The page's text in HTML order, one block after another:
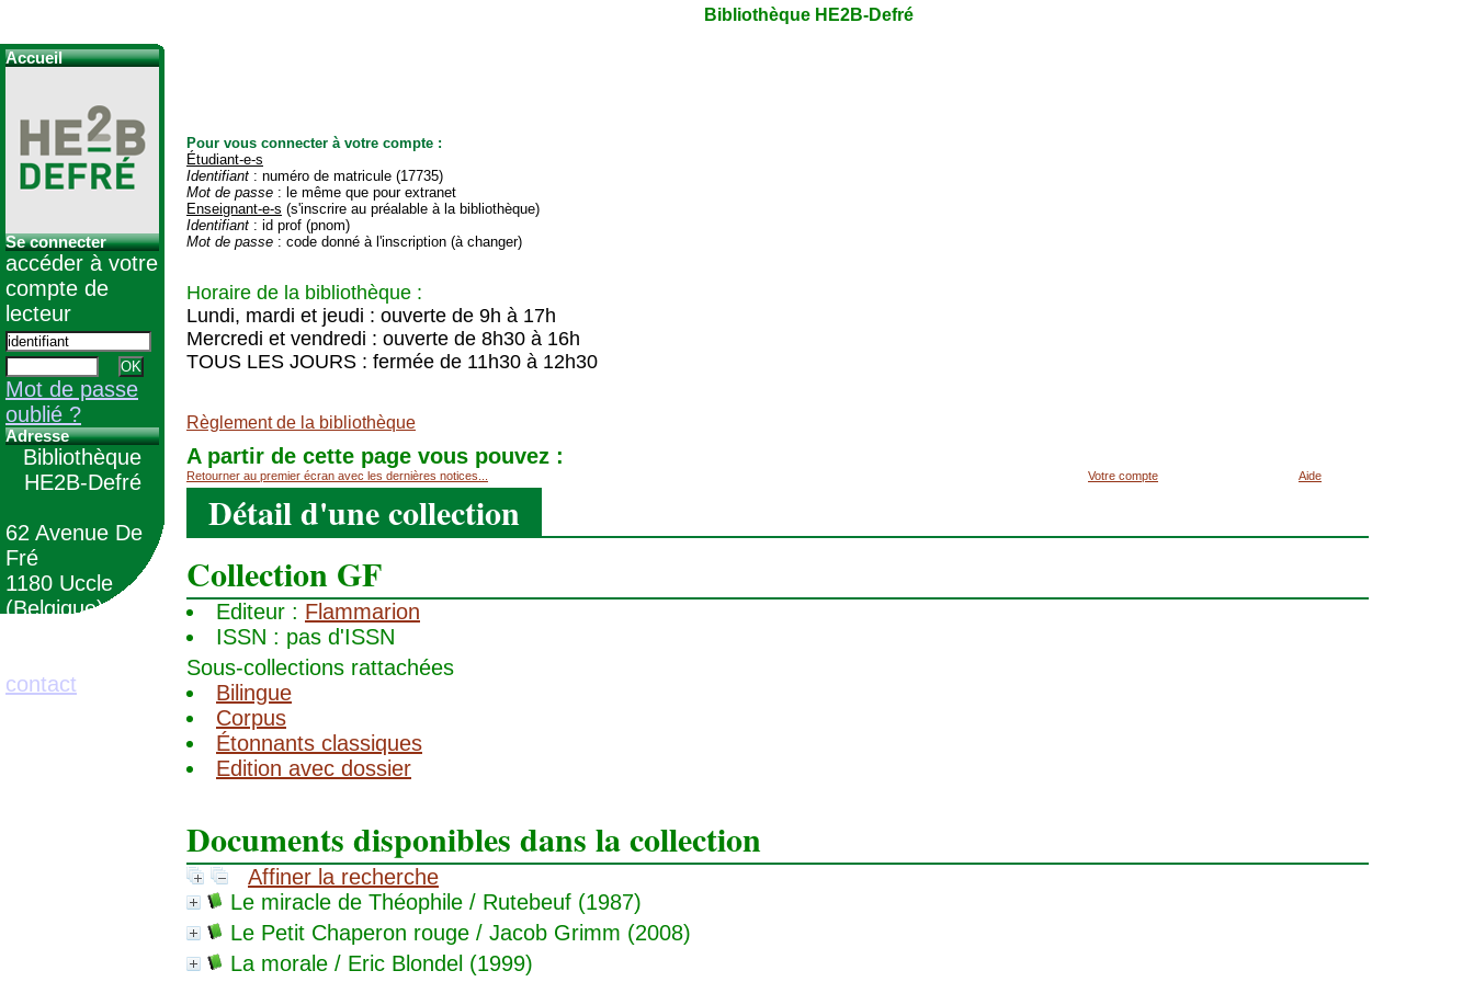
Pour vous connecter à votre compte :
Étudiant-e-s
Identifiant : numéro de matricule (17735)
Mot de passe : le même que pour extranet
Enseignant-e-s (s'inscrire au préalable à la bibliothèque)
Identifiant : id prof (pnom)
Mot de passe : code donné à l'inscription (à changer)
Horaire de la bibliothèque :
Lundi, mardi et jeudi : ouverte de 9h à 17h
Mercredi et vendredi : ouverte de 8h30 à 16h
TOUS LES JOURS : fermée de 11h30 à 12h30
Règlement de la bibliothèque
A partir de cette page vous pouvez :
Retourner au premier écran avec les dernières notices... Votre compte Aide
Détail d'une collection
Collection GF
Editeur : Flammarion
ISSN : pas d'ISSN
Sous-collections rattachées
Bilingue
Corpus
Étonnants classiques
Edition avec dossier
Documents disponibles dans la collection
Affiner la recherche
Le miracle de Théophile / Rutebeuf (1987)
Le Petit Chaperon rouge / Jacob Grimm (2008)
La morale / Eric Blondel (1999)
Bibliothèque HE2B-Defré
Accueil
Se connecter
accéder à votre
compte de
lecteur
Mot de passe
oublié ?
Adresse
Bibliothèque
HE2B-Defré
62 Avenue De
Fré
1180 Uccle
(Belgique)
contact